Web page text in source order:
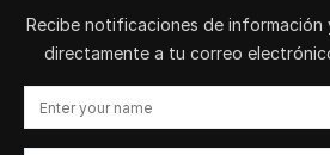
Recibe notificaciones de información
directamente a tu correo